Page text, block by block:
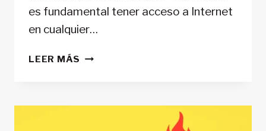
es fundamental tener acceso a Internet
en cualquier…
LEER MÁS CONÉCTATE